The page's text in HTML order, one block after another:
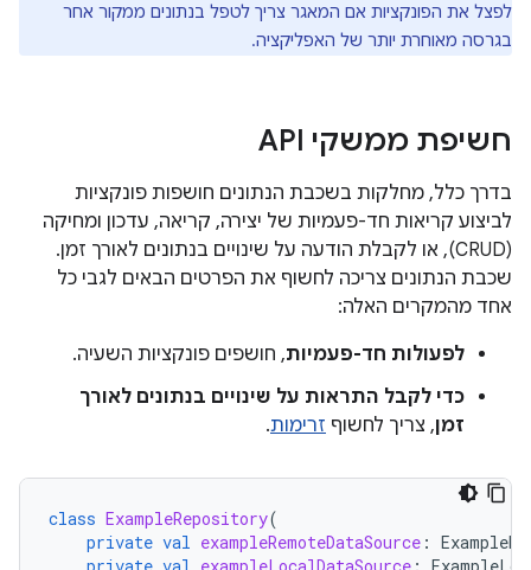
לפצל את הפונקציות אם המאגר צריך לטפל בנתונים ממקור אחר
בגרסה מאוחרת יותר של האפליקציה.
חשיפת ממשקי API
בדרך כלל, מחלקות בשכבת הנתונים חושפות פונקציות
לביצוע קריאות חד-פעמיות של יצירה, קריאה, עדכון ומחיקה
(CRUD), או לקבלת הודעה על שינויים בנתונים לאורך זמן.
שכבת הנתונים צריכה לחשוף את הפרטים הבאים לגבי כל
אחד מהמקרים האלה:
לפעולות חד-פעמיות, חושפים פונקציות השעיה.
כדי לקבל התראות על שינויים בנתונים לאורך
זמן, צריך לחשוף זרימות.
class ExampleRepository(
private val exampleRemoteDataSource :